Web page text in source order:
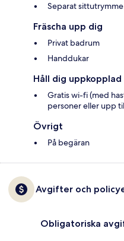
Separat sittutrymme
Fräscha upp dig
Privat badrum
Handdukar
Håll dig uppkopplad
Gratis wi-fi (med
personer eller upp
Övrigt
På begäran
Avgifter och
Obligatoriska